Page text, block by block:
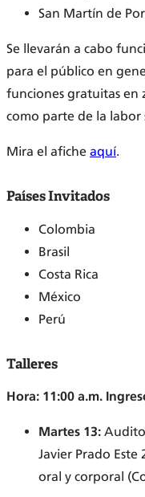
San Martín de
Se llevarán a cabo
para el público en
funciones gratuitas en
como parte de la labor
Mira el afiche aquí.
Países Invitados
Colombia
Brasil
Costa Rica
México
Perú
Talleres
Hora: 11:00 a.m.
Martes 13:
Javier Prado Este
oral y corporal